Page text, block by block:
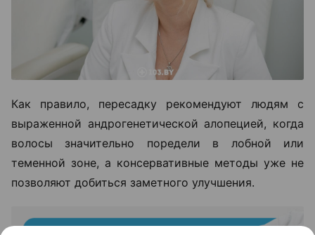
Как правило, пересадку рекомендуют людям с
выраженной андрогенетической алопецией, когда
волосы значительно поредели в лобной или
теменной зоне, а консервативные методы уже не
позволяют добиться заметного улучшения.